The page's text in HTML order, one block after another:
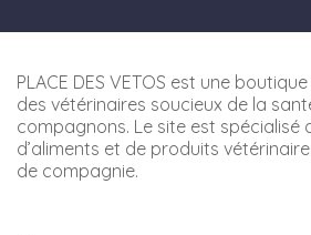
PLACE DES VETOS est une
des vétérinaires soucieux de la
compagnons. Le site est spécialisé
d’aliments et de produits
de compagnie.